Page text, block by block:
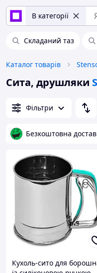
В категорії
Складаний таз
Каталог товарів
Сита, друшляки
Фільтри
Безкоштовна
Кухоль-сито для